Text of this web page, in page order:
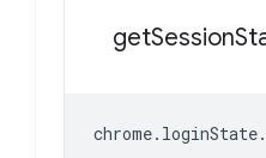
getSession
chrome. loginState.